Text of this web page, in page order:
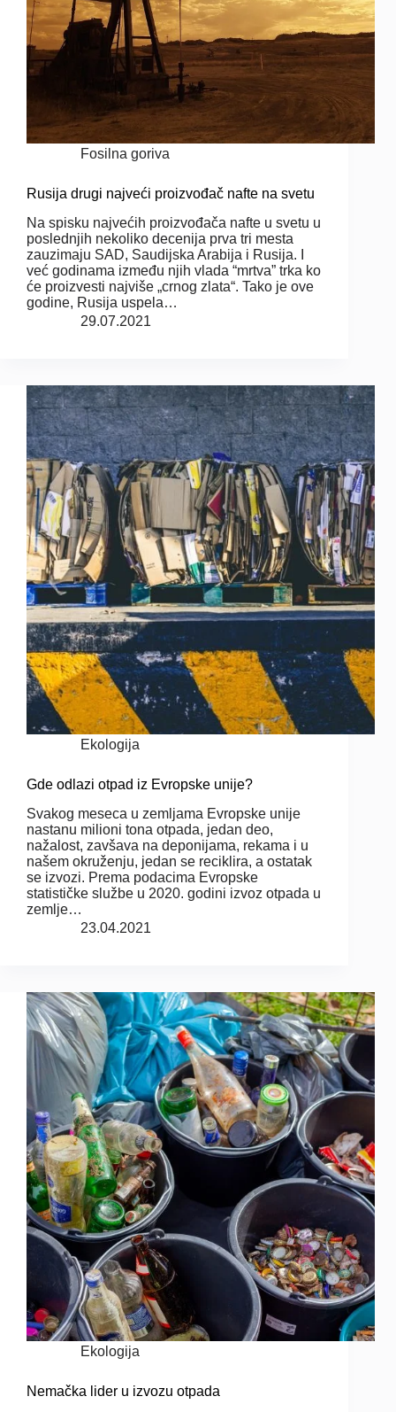
Fosilna goriva
Rusija drugi najveći proizvođač nafte na svetu
Na spisku najvećih proizvođača nafte u svetu u
poslednjih nekoliko decenija prva tri mesta
zauzimaju SAD, Saudijska Arabija i Rusija. I
već godinama između njih vlada “mrtva” trka ko
će proizvesti najviše „crnog zlata“. Tako je ove
godine, Rusija uspela…
29.07.2021
Ekologija
Gde odlazi otpad iz Evropske unije?
Svakog meseca u zemljama Evropske unije
nastanu milioni tona otpada, jedan deo,
nažalost, zavšava na deponijama, rekama i u
našem okruženju, jedan se reciklira, a ostatak
se izvozi. Prema podacima Evropske
statističke službe u 2020. godini izvoz otpada u
zemlje…
23.04.2021
Ekologija
Nemačka lider u izvozu otpada